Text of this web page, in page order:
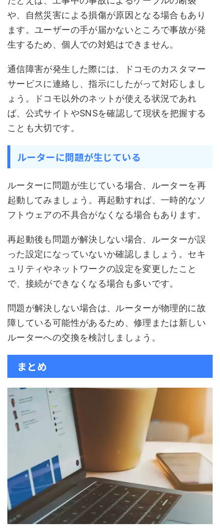
や、自然災害による損傷が原因となる場合もあり
ます。ユーザーの手が届かないところで事故が発
生するため、個人での対処はできません。
通信障害が発生した際には、ドコモのカスタマー
サービスに連絡し、指示にしたがって対応しまし
ょう。ドコモ以外のネットが使える状況であれ
ば、公式サイトやSNSを確認して現状を把握する
ことも大切です。
ルーターに問題が生じている
ルーターに問題が生じている場合、ルーターを再
起動してみましょう。再起動すれば、一時的なソ
フトウェアの不具合がなくなる場合もあります。
再起動後も問題が解決しない場合、ルーターが誤
った設定になっていないか確認しましょう。セキ
ュリティやネットワークの設定を変更したこと
で、接続ができなくなる場合も多いです。
問題が解決しない場合は、ルーターが物理的に故
障している可能性があるため、修理または新しい
ルーターへの交換を検討しましょう。
まとめ